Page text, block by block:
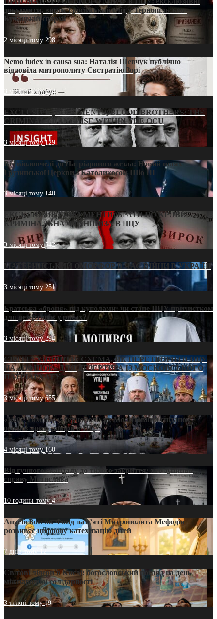
документи, вирок і російський слід у Тернопільсько-
Бучацькій єпархії
2 місяці тому 298
Nemo iudex in causa sua: Наталія Шевчук публічно
відповіла митрополиту Євстратію Зорі
3 місяці тому214
EXCLUSIVE (DOCUMENTS)/BLOOD BROTHERS: THE
CRIMINAL FRANCHISE WITHIN THE OCU
3 місяці тому129
Від віолончелі до Патріаршого жезла: Новий шлях
Грузинської Церкви з Католикосом Шіо III
3 місяці тому 140
ЕКСКЛЮЗИВ (ДОКУМЕНТИ)/БРАТИ ПО КРОВІ:
КРИМІНАЛЬНА ФРАНШИЗА В ПЦУ
3 місяці тому542
МАТЕРИНСЬКИЙ ОМОРФОР В ЧАС ВІЙНИ В УКРАЇНІ
3 місяці тому251
Братська «броня» під куполами: чи стане ПЦУ прихистком
для дезертирів у рясах?
3 місяці тому294
СВЯТІ УХИЛЯНТИ: СХЕМА, ЯК ПЕРЕТВОРИТИ ПЦУ
НА «ОФШОР» ДЛЯ ДЕЗЕРТИРА ІЗ МОСКОВСЬКОГО
ПАТРІАРХАТУ
3 місяці тому655
«Кейс Тихона» у Тернополі: як Молитовний сніданок
оголив кризу довіри в ПЦУ
4 місяці тому160
Від гучного скандалу до тихого закриття: хто зупинив
справу Мстислава
10 години тому4
AngelicBot: як Фонд пам’яті Митрополита Мефодія
розвиває цифрову катехизацію дітей
7 днів тому12
Світові лідери в Києві: богословський погляд на день
міжнародної солідарності
3 тижні тому19